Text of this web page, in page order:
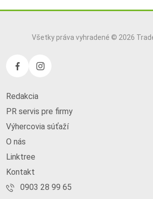
Všetky práva vyhradené © 2026
Redakcia
PR servis pre firmy
Výhercovia súťaží
O nás
Linktree
Kontakt
0903 28 99 65